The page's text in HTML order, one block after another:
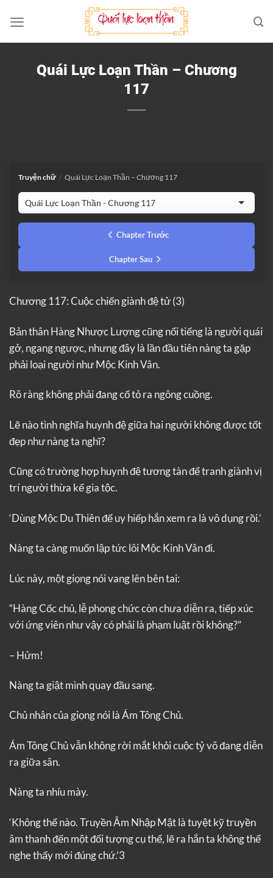
qua
nội
Quái Lực Loạn Thần – Chương
117
Truyện chữ / Quái Lực Loạn Thần – Chương 117
Chapter Trước
Chapter Sau
Chương 117: Cuộc chiến giành đệ tử (3)
Bản thân Hàng Nhược Lượng cũng nổi tiếng là người quái
gở, ngang ngược, nhưng đây là lần đầu tiên nàng ta gặp
phải loại người như Mộc Kinh Vân.
Rõ ràng không phải đang cố tỏ ra ngông cuồng.
Lẽ nào tình nghĩa huynh đệ giữa hai người không được tốt
đẹp như nàng ta nghĩ?
Cũng có trường hợp huynh đệ tương tàn để tranh giành vị
trí người thừa kế gia tộc.
‘Dùng Mộc Du Thiên để uy hiếp hắn xem ra là vô dụng rồi.’
Nàng ta càng muốn lập tức lôi Mộc Kinh Vân đi.
Lúc này, một giọng nói vang lên bên tai:
“Hàng Cốc chủ, lễ phong chức còn chưa diễn ra, tiếp xúc
với ứng viên như vậy có phải là phạm luật rồi không?”
– Hửm!
Nàng ta giật mình quay đầu sang.
Chủ nhân của giọng nói là Ám Tông Chủ.
Ám Tông Chủ vẫn không rời mắt khỏi cuộc tỷ võ đang diễn
ra giữa sân.
Nàng ta nhíu mày.
‘Không thể nào. Truyền Âm Nhập Mật là tuyệt kỹ truyền
âm thanh đến một đối tượng cụ thể, lẽ ra hắn ta không thể
nghe thấy mới đúng chứ.’3